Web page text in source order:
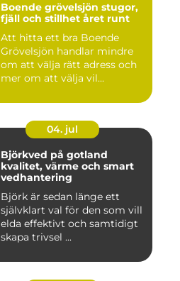
Boende grövelsjön stugor,
fjäll och stillhet året runt
Att hitta ett bra Boende
Grövelsjön handlar mindre
om att välja rätt adress och
mer om att välja vil...
04. jul
Björkved på gotland
kvalitet, värme och smart
vedhantering
Björk är sedan länge ett
självklart val för den som vill
elda effektivt och samtidigt
skapa trivsel ...